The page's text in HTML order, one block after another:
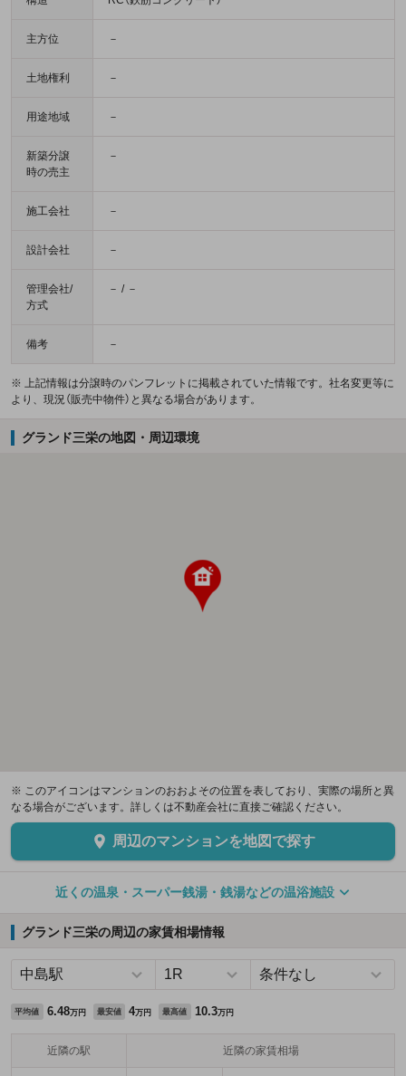
主方位 －
土地権利 －
用途地域 －
新築分譲
時の売主
－
施工会社 －
設計会社 －
管理会社/
方式
－ / －
備考 －
※ 上記情報は分譲時のパンフレットに掲載されていた情報です。社名変更等に
より、現況（販売中物件）と異なる場合があります。
グランド三栄の地図・周辺環境
※ このアイコンはマンションのおおよその位置を表しており、実際の場所と異
なる場合がございます。詳しくは不動産会社に直接ご確認ください。
周辺のマンションを地図で探す
近くの温泉・スーパー銭湯・銭湯などの温浴施設
グランド三栄の周辺の家賃相場情報
平均値 6.48万円 最安値 4万円 最高値 10.3万円
近隣の駅 近隣の家賃相場